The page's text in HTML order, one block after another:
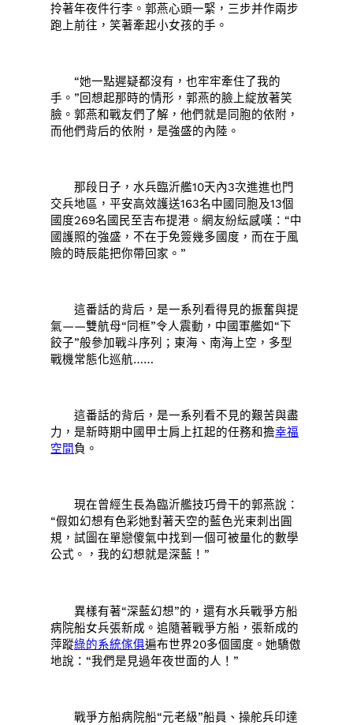
拎著年夜件行李。郭燕心頭一緊，三步并作兩步
跑上前往，笑著牽起小女孩的手。
“她一點遲疑都沒有，也牢牢牽住了我的
手。”回想起那時的情形，郭燕的臉上綻放著笑
臉。郭燕和戰友們了解，他們就是同胞的依附，
而他們背后的依附，是強盛的內陸。
那段日子，水兵臨沂艦10天內3次進進也門
交兵地區，平安高效護送163名中國同胞及13個
國度269名國民至吉布提港。網友紛紜感嘆：“中
國護照的強盛，不在于免簽幾多國度，而在于風
險的時辰能把你帶回家。”
這番話的背后，是一系列看得見的振奮與提
氣——雙航母“同框”令人震動，中國軍艦如“下
餃子”般參加戰斗序列；東海、南海上空，多型
戰機常態化巡航……
這番話的背后，是一系列看不見的艱苦與盡
力，是新時期中國甲士肩上扛起的任務和擔幸福
空間負。
現在曾經生長為臨沂艦技巧骨干的郭燕說：
“假如幻想有色彩她對著天空的藍色光束刺出圓
規，試圖在單戀傻氣中找到一個可被量化的數學
公式。，我的幻想就是深藍！”
異樣有著“深藍幻想”的，還有水兵戰爭方船
病院船女兵張新成。追隨著戰爭方船，張新成的
萍蹤綠的系統傢俱遍布世界20多個國度。她驕傲
地說：“我們是見過年夜世面的人！”
戰爭方船病院船“元老級”船員、操舵兵印達